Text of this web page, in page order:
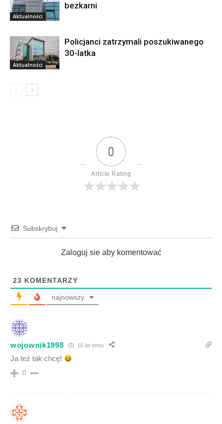
Aktualności
bezkarni
Aktualności
Policjanci zatrzymali poszukiwanego
30-latka
0
Article Rating
Subskrybuj
Zaloguj sie aby komentować
23 KOMENTARZY
najnowszy
wojownik1998 10 lat temu
Ja też tak chcę!
0